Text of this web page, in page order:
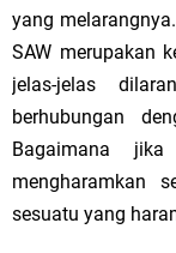
yang
SAW merupakan
jelas-jelas
berhubungan
Bagaimana
mengharamkan
sesuatu yang